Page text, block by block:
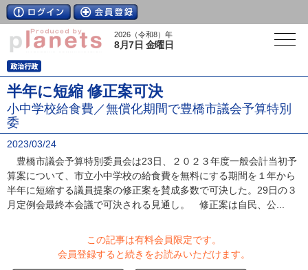
2026（令和8）年
8月7日 金曜日
半年に短縮 修正案可決
小中学校給食費／無償化期間で豊橋市議会予算特別
委
2023/03/24
豊橋市議会予算特別委員会は23日、２０２３年度一般会計当初予
算案について、市立小中学校の給食費を無料にする期間を１年から
半年に短縮する議員提案の修正案を賛成多数で可決した。29日の３
月定例会最終本会議で可決される見通し。 修正案は自民、公...
この記事は有料会員限定です。
会員登録すると続きをお読みいただけます。